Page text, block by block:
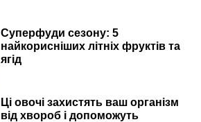
Суперфуди сезону: 5
найкорисніших літніх фруктів та
ягід
Ці овочі захистять ваш організм
від хвороб і допоможуть